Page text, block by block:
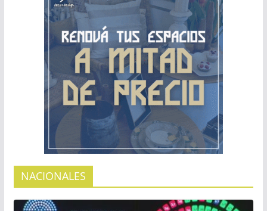
NACIONALES